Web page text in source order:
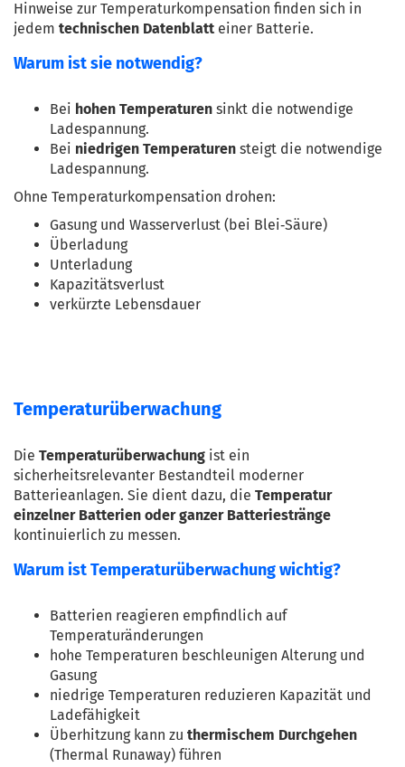
Hinweise zur Temperaturkompensation finden sich in
jedem technischen Datenblatt einer Batterie.
Warum ist sie notwendig?
Bei hohen Temperaturen sinkt die notwendige
Ladespannung.
Bei niedrigen Temperaturen steigt die notwendige
Ladespannung.
Ohne Temperaturkompensation drohen:
Gasung und Wasserverlust (bei Blei‑Säure)
Überladung
Unterladung
Kapazitätsverlust
verkürzte Lebensdauer
Temperaturüberwachung
Die Temperaturüberwachung ist ein
sicherheitsrelevanter Bestandteil moderner
Batterieanlagen. Sie dient dazu, die Temperatur
einzelner Batterien oder ganzer Batteriestränge
kontinuierlich zu messen.
Warum ist Temperaturüberwachung wichtig?
Batterien reagieren empfindlich auf
Temperaturänderungen
hohe Temperaturen beschleunigen Alterung und
Gasung
niedrige Temperaturen reduzieren Kapazität und
Ladefähigkeit
Überhitzung kann zu thermischem Durchgehen
(Thermal Runaway) führen